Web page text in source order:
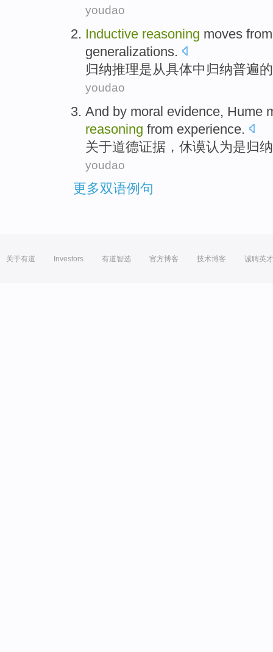
youdao
Inductive reasoning moves from
generalizations.
归纳推理是从具体中归纳普遍
youdao
And by moral evidence, Hume
reasoning from experience.
关于道德证据 ，休谟认为是归纳
youdao
更多双语例句
关于有道 Investors 有道智选 官方博客 技术博客 诚聘英才